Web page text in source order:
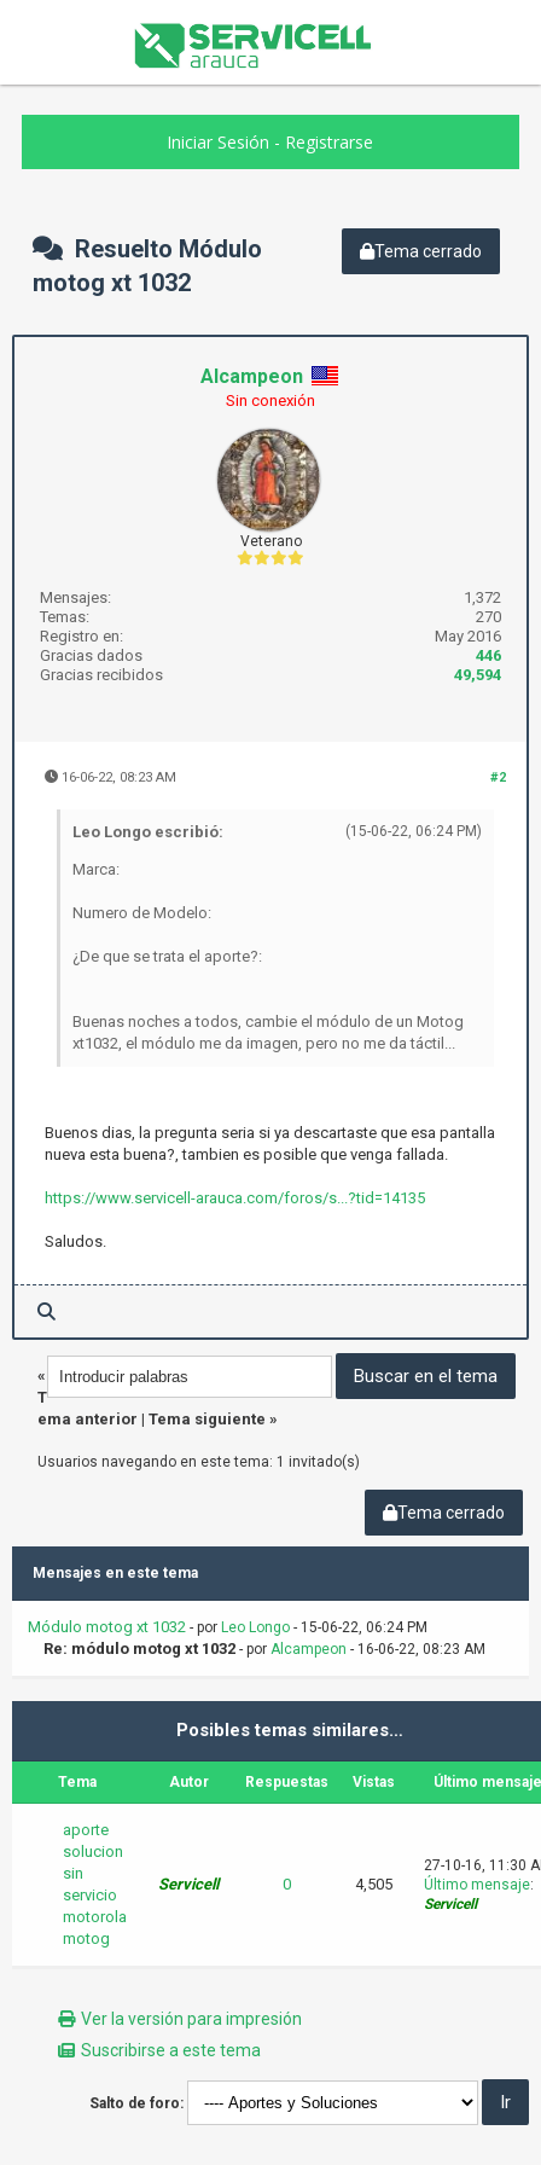
Iniciar Sesión - Registrarse
Tema cerrado
Resuelto Módulo
motog xt 1032
Alcampeon
Sin conexión
Veterano
Mensajes:
1,372
Temas:
270
Registro en:
May 2016
Gracias dados
446
Gracias recibidos
49,594
#2
16-06-22, 08:23 AM
(15-06-22, 06:24 PM)
Leo Longo escribió:
Marca:
Numero de Modelo:
¿De que se trata el aporte?:
Buenas noches a todos, cambie el módulo de un Motog
xt1032, el módulo me da imagen, pero no me da táctil...
Buenos dias, la pregunta seria si ya descartaste que esa pantalla
nueva esta buena?, tambien es posible que venga fallada.
https://www.servicell-arauca.com/foros/s...?tid=14135
Saludos.
«
T
ema anterior | Tema siguiente »
Usuarios navegando en este tema: 1 invitado(s)
Tema cerrado
Mensajes en este tema
Módulo motog xt 1032 - por Leo Longo - 15-06-22, 06:24 PM
Re: módulo motog xt 1032 - por Alcampeon - 16-06-22, 08:23 AM
Posibles temas similares…
Tema Autor Respuestas Vistas Último mensaje
aporte
solucion
sin
servicio
motorola
motog
Servicell 0 4,505
27-10-16, 11:30
Último mensaje:
Servicell
Ver la versión para impresión
Suscribirse a este tema
Salto de foro: